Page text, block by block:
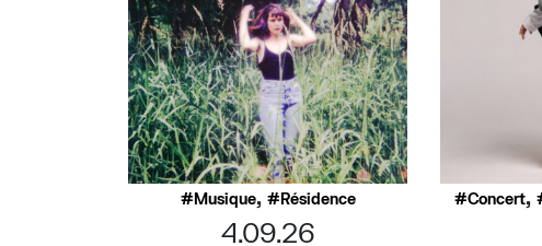
Musique, Résidence
4.09.26
Concert,